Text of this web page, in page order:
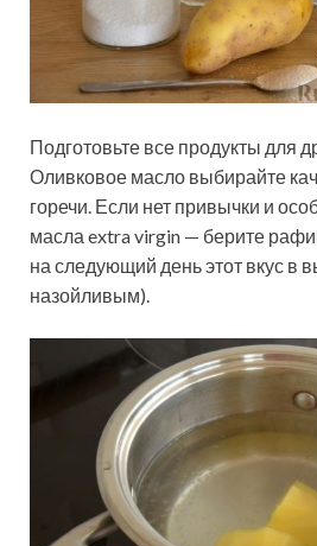
Подготовьте все продукты для
Оливковое масло выбирайте
горечи. Если нет привычки и
масла extra virgin — берите
на следующий день этот вкус в
назойливым).